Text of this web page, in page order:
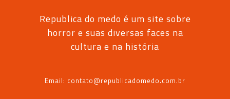
Republica do medo é um site sobre
horror e suas diversas faces na
cultura e na história
Email: contato@republicadomedo.com.br